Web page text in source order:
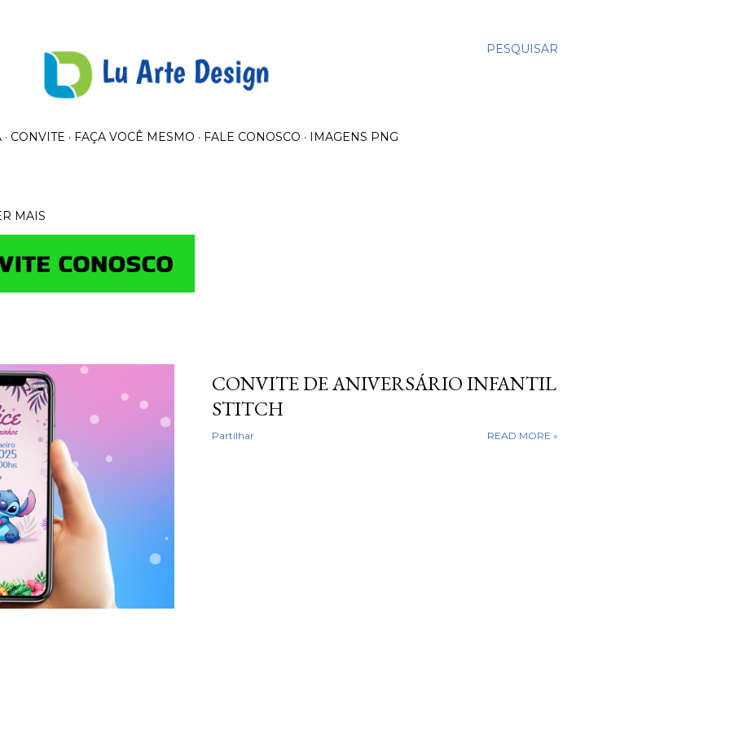
PESQUISAR
CONVITE FAÇA VOCÊ MESMO FALE CONOSCO IMAGENS PNG
MAIS
CONVITE DE ANIVERSÁRIO INFANTIL
STITCH
Partilhar READ MORE »